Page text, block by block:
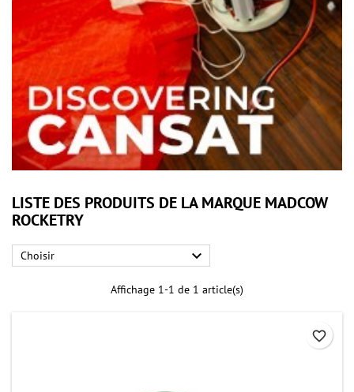
LISTE DES PRODUITS DE LA MARQUE MADCOW
ROCKETRY
Choisir 
Affichage 1-1 de 1 article(s)
favorite_border